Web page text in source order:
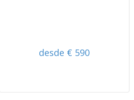
desde € 590